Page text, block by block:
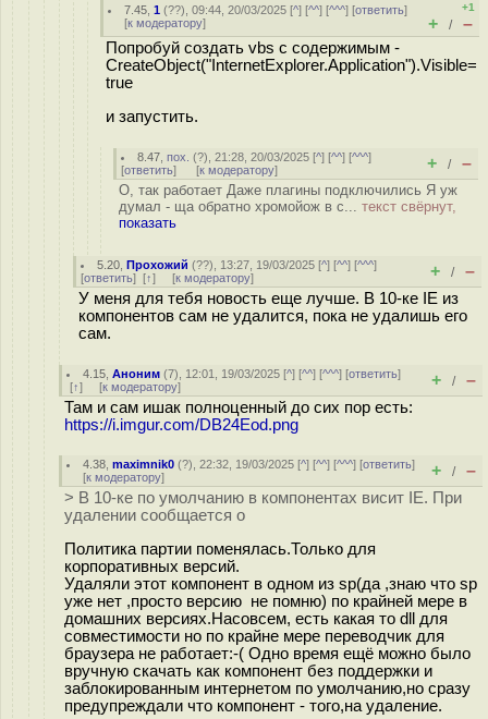
7.45 ,1 (??), 09:44, 20/03/2025 [^] [^^] [^^^] [ответить]
[к модератору]
+1
+ / –
Попробуй создать vbs с содержимым -
CreateObject("InternetExplorer.Application").Visible=
true
и запустить.
8.47 ,пох. (?), 21:28, 20/03/2025 [^] [^^] [^^^]
[ответить] [к модератору] + / –
О, так работает Даже плагины подключились Я уж
думал - ща обратно хромойож в c... текст свёрнут,
показать
5.20 ,Прохожий (??), 13:27, 19/03/2025 [^] [^^] [^^^]
[ответить] [↑] [к модератору] + / –
У меня для тебя новость еще лучше. В 10-ке IE из
компонентов сам не удалится, пока не удалишь его
сам.
4.15 ,Аноним (7), 12:01, 19/03/2025 [^] [^^] [^^^] [ответить]
[↑] [к модератору] + / –
Там и сам ишак полноценный до сих пор есть:
https://i.imgur.com/DB24Eod.png
4.38 ,maximnik0 (?), 22:32, 19/03/2025 [^] [^^] [^^^] [ответить]
[к модератору] + / –
> В 10-ке по умолчанию в компонентах висит IE. При
удалении сообщается о
Политика партии поменялась.Только для
корпоративных версий.
Удаляли этот компонент в одном из sp(да ,знаю что sp
уже нет ,просто версию не помню) по крайней мере в
домашних версиях.Насовсем, есть какая то dll для
совместимости но по крайне мере переводчик для
браузера не работает:-( Одно время ещё можно было
вручную скачать как компонент без поддержки и
заблокированным интернетом по умолчанию,но сразу
предупреждали что компонент - того,на удаление.